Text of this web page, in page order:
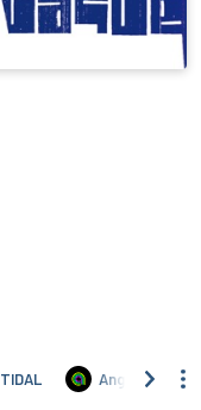
TIDAL Anghami